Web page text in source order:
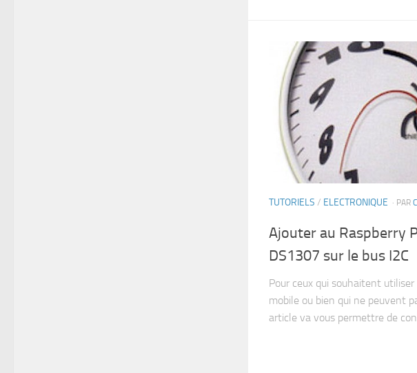
TUTORIELS / ELECTRONIQUE · PAR
Ajouter au Raspberry
DS1307 sur le bus I2C
Pour ceux qui souhaitent
mobile ou bien qui ne peuvent
article va vous permettre de